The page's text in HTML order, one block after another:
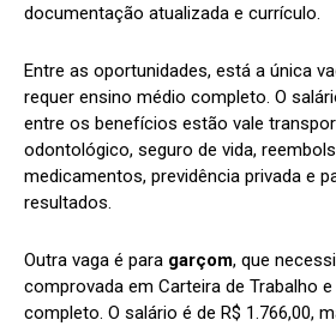
documentação atualizada e currículo.
Entre as oportunidades, está a única
requer ensino médio completo. O
entre os benefícios estão vale
odontológico, seguro de vida,
medicamentos, previdência privada e
resultados.
Outra vaga é para garçom, que
comprovada em Carteira de Trabalho
completo. O salário é de R$ 1.766,00,